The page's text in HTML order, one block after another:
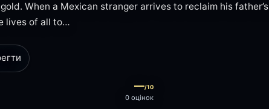
When a Mexican stranger arrives to reclaim his father’s
lives of all to…
—/10
0 оцінок